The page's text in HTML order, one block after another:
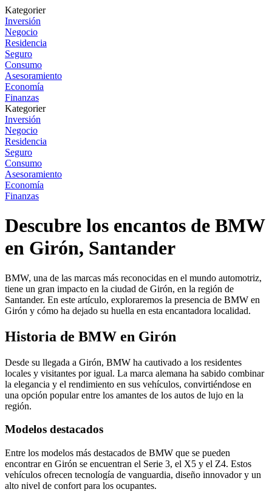
Kategorier
Inversión
Negocio
Residencia
Seguro
Consumo
Asesoramiento
Economía
Finanzas
Kategorier
Inversión
Negocio
Residencia
Seguro
Consumo
Asesoramiento
Economía
Finanzas
Descubre los encantos de BMW
en Girón, Santander
BMW, una de las marcas más reconocidas en el mundo automotriz,
tiene un gran impacto en la ciudad de Girón, en la región de
Santander. En este artículo, exploraremos la presencia de BMW en
Girón y cómo ha dejado su huella en esta encantadora localidad.
Historia de BMW en Girón
Desde su llegada a Girón, BMW ha cautivado a los residentes
locales y visitantes por igual. La marca alemana ha sabido combinar
la elegancia y el rendimiento en sus vehículos, convirtiéndose en
una opción popular entre los amantes de los autos de lujo en la
región.
Modelos destacados
Entre los modelos más destacados de BMW que se pueden
encontrar en Girón se encuentran el Serie 3, el X5 y el Z4. Estos
vehículos ofrecen tecnología de vanguardia, diseño innovador y un
alto nivel de confort para los ocupantes.